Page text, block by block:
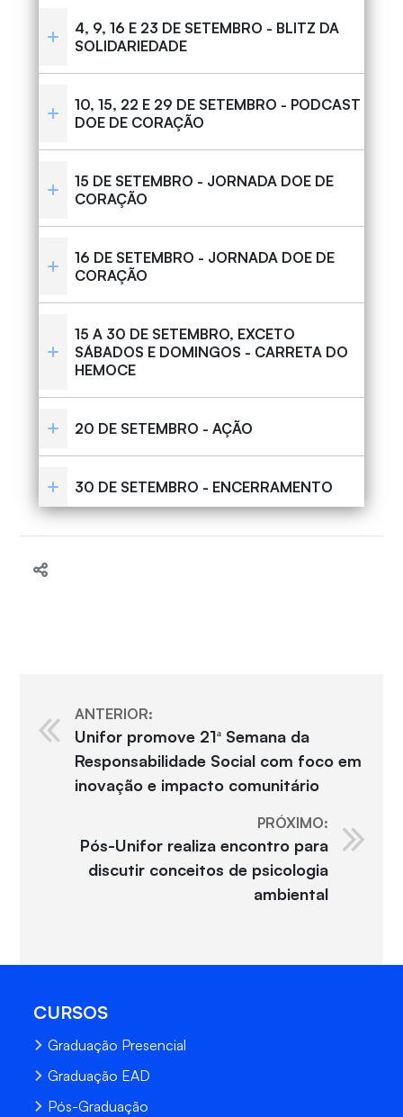
4, 9, 16 E 23 DE SETEMBRO - BLITZ DA
SOLIDARIEDADE
10, 15, 22 E 29 DE SETEMBRO - PODCAST
DOE DE CORAÇÃO
15 DE SETEMBRO - JORNADA DOE DE
CORAÇÃO
16 DE SETEMBRO - JORNADA DOE DE
CORAÇÃO
15 A 30 DE SETEMBRO, EXCETO
SÁBADOS E DOMINGOS - CARRETA DO
HEMOCE
20 DE SETEMBRO - AÇÃO
30 DE SETEMBRO - ENCERRAMENTO
ANTERIOR:
Unifor promove 21ª Semana da
Responsabilidade Social com foco em
inovação e impacto comunitário
PRÓXIMO:
Pós-Unifor realiza encontro para
discutir conceitos de psicologia
ambiental
CURSOS
Graduação Presencial
Graduação EAD
Pós-Graduação